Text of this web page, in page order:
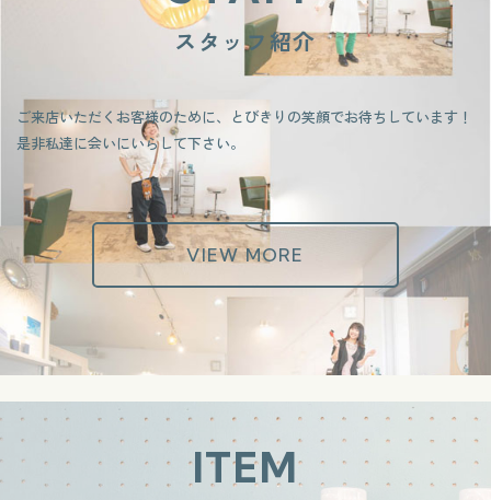
スタッフ紹介
ご来店いただくお客様のために、とびきりの笑顔でお待ちしています！
是非私達に会いにいらして下さい。
VIEW MORE
ITEM